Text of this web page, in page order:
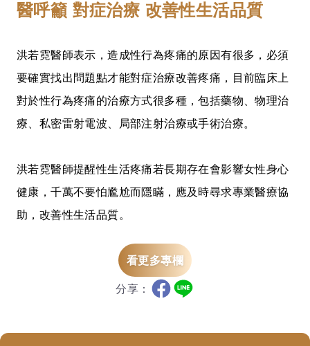
醫呼籲 對症治療 改善性生活品質
洪若霓醫師表示，造成性行為疼痛的原因有很多，必須
要確實找出問題點才能對症治療改善疼痛，目前臨床上
對於性行為疼痛的治療方式很多種，包括藥物、物理治
療、私密雷射電波、局部注射治療或手術治療。
洪若霓醫師提醒性生活疼痛若長期存在會影響女性身心
健康，千萬不要怕尷尬而隱瞞，應及時尋求專業醫療協
助，改善性生活品質。
看更多專欄
分享：